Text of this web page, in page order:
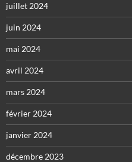
juillet 2024
juin 2024
mai 2024
avril 2024
mars 2024
février 2024
janvier 2024
décembre 2023